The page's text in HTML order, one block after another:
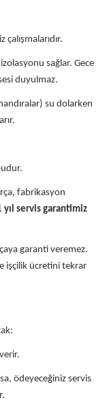
sağlar. Gece
duyulmaz.
su dolarken
fabrikasyon
yıl servis garantimiz
garanti veremez.
işçilik ücretini tekrar
ödeyeceğiniz servis